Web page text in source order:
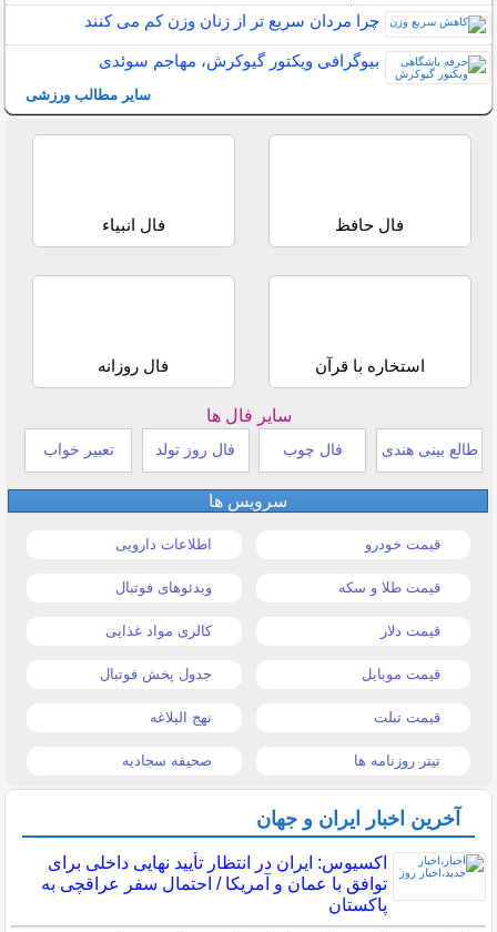
چرا مردان سریع تر از زنان وزن کم می کنند
بیوگرافی ویکتور گیوکرش، مهاجم سوئدی
سایر مطالب ورزشی
فال حافظ فال انبیاء
استخاره با قرآن فال روزانه
سایر فال ها
طالع بینی هندی فال چوب فال روز تولد تعبیر خواب
سرویس ها
قیمت خودرو اطلاعات دارویی
قیمت طلا و سکه ویدئوهای فوتبال
قیمت دلار کالری مواد غذایی
قیمت موبایل جدول پخش فوتبال
قیمت تبلت نهج البلاغه
تیتر روزنامه ها صحیفه سجادیه
آخرین اخبار ایران و جهان
اکسیوس: ایران در انتظار تأیید نهایی داخلی برای
توافق با عمان و آمریکا / احتمال سفر عراقچی به
پاکستان